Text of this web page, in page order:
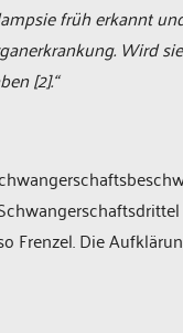
früh erkannt
Wird
[2].“
Frenzel. Die